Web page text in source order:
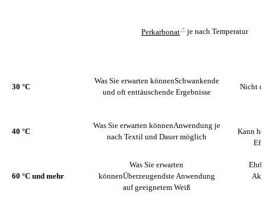
Perkarbonat ↗ je nach Temperatur
30 °C
Was Sie erwarten könnenSchwankende
und oft enttäuschende Ergebnisse
Nicht
40 °C
Was Sie erwarten könnenAnwendung je
nach Textil und Dauer möglich
Kann
60 °C und mehr
Was Sie erwarten
könnenÜberzeugendste Anwendung
auf geeignetem Weiß